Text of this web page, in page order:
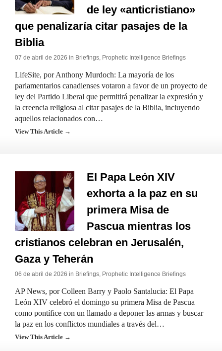
de ley «anticristiano»
que penalizaría citar pasajes de la
Biblia
07 de abril de 2026 in Briefings, Prophetic Intelligence Briefings
LifeSite, por Anthony Murdoch: La mayoría de los
parlamentarios canadienses votaron a favor de un proyecto de
ley del Partido Liberal que permitirá penalizar la expresión y
la creencia religiosa al citar pasajes de la Biblia, incluyendo
aquellos relacionados con…
View This Article →
El Papa León XIV
exhorta a la paz en su
primera Misa de
Pascua mientras los
cristianos celebran en Jerusalén,
Gaza y Teherán
06 de abril de 2026 in Briefings, Prophetic Intelligence Briefings
AP News, por Colleen Barry y Paolo Santalucia: El Papa
León XIV celebró el domingo su primera Misa de Pascua
como pontífice con un llamado a deponer las armas y buscar
la paz en los conflictos mundiales a través del…
View This Article →